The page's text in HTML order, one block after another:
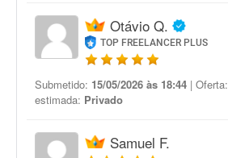
Otávio Q.
TOP FREELANCER PLUS
Submetido: 15/05/2026 às 18:44 | Oferta:
estimada: Privado
Samuel F.